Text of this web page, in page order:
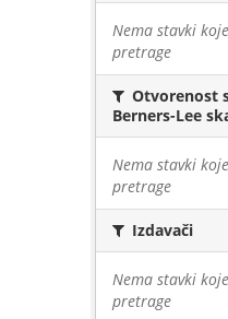
Nema stavki
pretrage
Otvorenost
Berners-Lee
Nema stavki
pretrage
Izdavači
Nema stavki
pretrage